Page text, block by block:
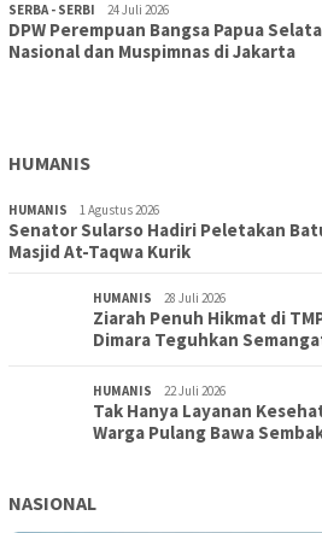
SERBA - SERBI 24 Juli 2026
DPW Perempuan Bangsa Papua
Nasional dan Muspimnas di Jakarta
TOPIK 30 Juli 2026
Wujudkan Sekolah Adiwiyata:SD
HUMANIS
HUMANIS 1 Agustus 2026
Senator Sularso Hadiri Peletakan
Masjid At-Taqwa Kurik
HUMANIS 28 Juli 2026
Ziarah Penuh Hikmat di
Dimara Teguhkan
HUMANIS 22 Juli 2026
Tak Hanya Layanan
Warga Pulang Bawa
NASIONAL